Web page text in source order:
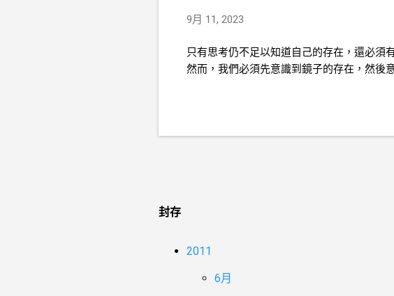
9月 11, 2023
只有思考仍不足以知道自己的存在，還必須
然而，我們必須先意識到鏡子的存在，然後
封存
2011
6月